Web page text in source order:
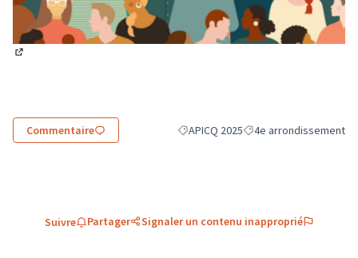
Commentaire Filtrer les résultats de la catégorie :
APICQ 2025Filtrer les résultats
4e arrondissement
Suivre Partager Signaler un contenu inapproprié